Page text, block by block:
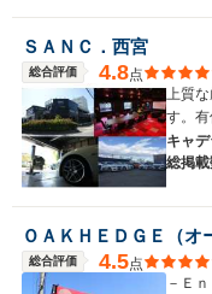
ＳＡＮＣ．西宮
総合評価 4.8点
上質
す。
キャ
総掲
ＯＡＫＨＥＤＧＥ（オ
総合評価 4.5点
－Ｅ